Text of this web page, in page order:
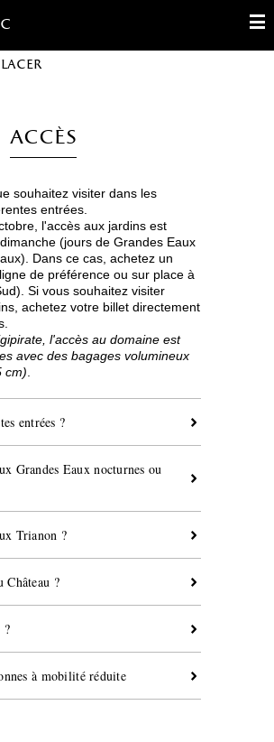
Contact
Accès
souhaitez visiter dans les
entrées.
l'accès aux jardins est
(jours de Grandes Eaux
Dans ce cas, achetez un
de préférence ou sur place à
Si vous souhaitez visiter
achetez votre billet directement
l'accès au domaine est
avec des bagages volumineux
cm).
entrées ?
Grandes Eaux nocturnes ou
Trianon ?
Château ?
?
à mobilité réduite